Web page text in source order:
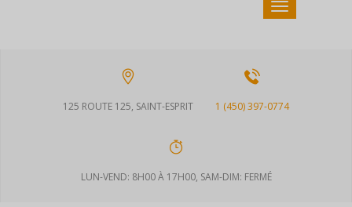
125 ROUTE 125, SAINT-ESPRIT 1 (450) 397-0774
LUN-VEND: 8H00 À 17H00, SAM-DIM: FERMÉ